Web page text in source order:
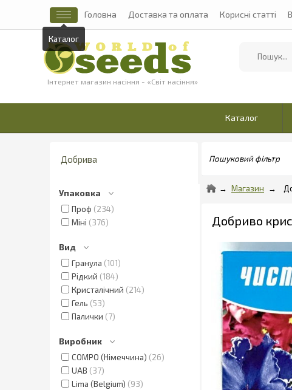
Головна Доставка та оплата Корисні статті
Інтернет магазин насіння - «Світ насіння»
Каталог
Добрива
Упаковка
Проф
234
Міні
376
Вид
Гранула 101
Рідкий 184
Кристалічний
214
Гель
53
Палички
7
Виробник
COMPO (Німеччина)
26
UAB
37
Lima (Belgium)
93
Пошуковий фільтр
Магазин
Добриво